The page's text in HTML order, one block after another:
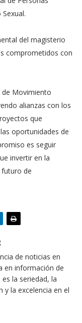
del magisterio
comprometidos con
de Movimiento
alianzas con los
que
oportunidades de
es seguir
invertir en la
futuro de
de noticias en
en información de
la seriedad, la
y la excelencia en el